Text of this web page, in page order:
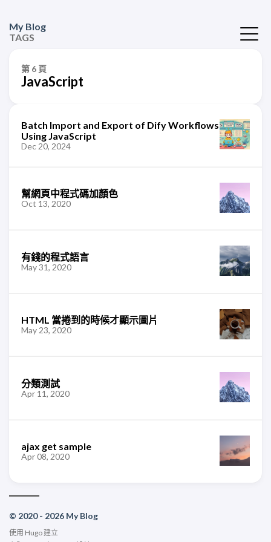
My Blog
TAGS
第 6 頁
JavaScript
Batch Import and Export of Dify Workflows
Using JavaScript
Dec 20, 2024
幫網頁中程式碼加顏色
Oct 13, 2020
有錢的程式語言
May 31, 2020
HTML 當捲到的時候才顯示圖片
May 23, 2020
分類測試
Apr 11, 2020
ajax get sample
Apr 08, 2020
© 2020 - 2026 My Blog
使用 Hugo建立